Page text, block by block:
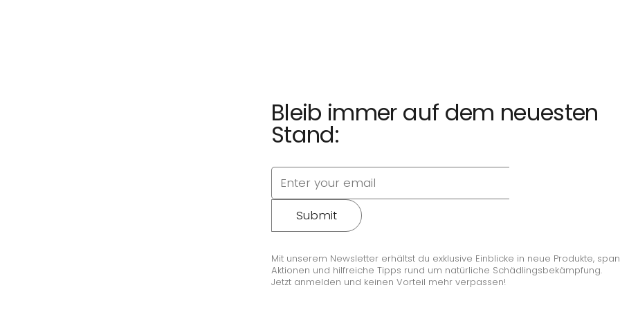
Bleib immer auf dem neuesten
Stand:
Submit
Mit unserem Newsletter erhältst du exklusive Einblicke in neue Produkte,
Aktionen und hilfreiche Tipps rund um natürliche Schädlingsbekämpfung.
Jetzt anmelden und keinen Vorteil mehr verpassen!